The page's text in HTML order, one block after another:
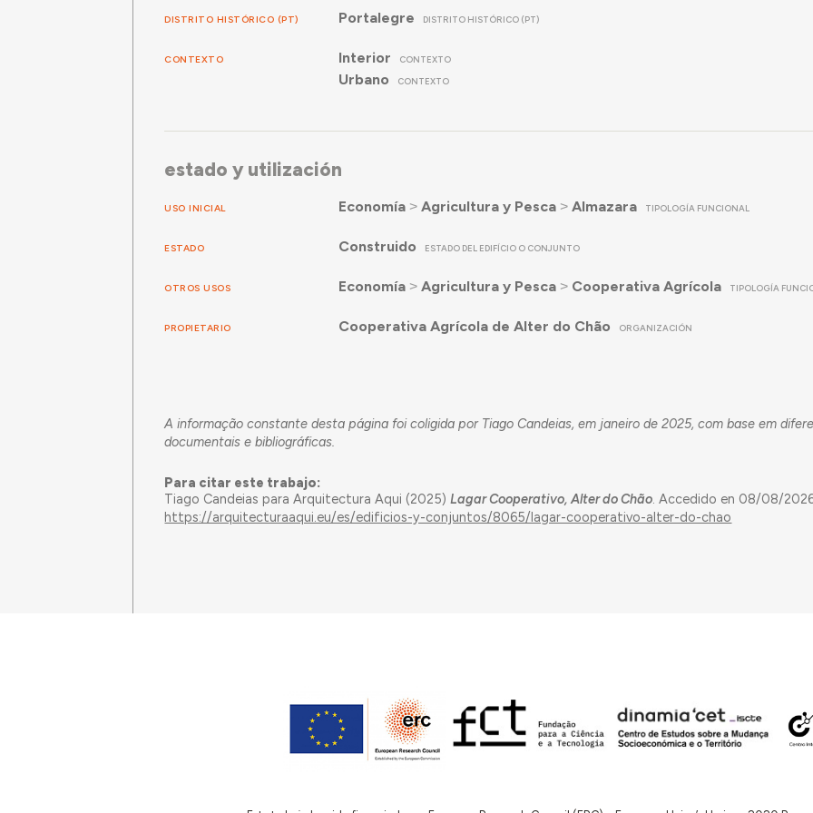
DISTRITO HISTÓRICO (PT) Portalegre DISTRITO HISTÓRICO (PT)
CONTEXTO Interior CONTEXTO
Urbano CONTEXTO
estado y utilización
USO INICIAL Economía˃ Agricultura y Pesca˃ Almazara TIPOLOGÍA FUNCIONAL
ESTADO Construido ESTADO DEL EDIFÍCIO O CONJUNTO
OTROS USOS Economía˃ Agricultura y Pesca˃ Cooperativa Agrícola TIPOLOGÍA
PROPIETARIO Cooperativa Agrícola de Alter do Chão ORGANIZACIÓN
A informação constante desta página foi coligida por Tiago Candeias, em janeiro de 2025, com base em
documentais e bibliográficas.
Para citar este trabajo:
Tiago Candeias para Arquitectura Aqui (2025)Lagar Cooperativo, Alter do Chão. Accedido en 08/08/
https://arquitecturaaqui.eu/es/edificios-y-conjuntos/8065/lagar-cooperativo-alter-do-chao